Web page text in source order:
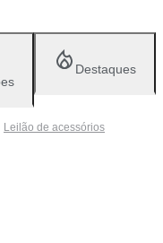
Destaques
Leilão de acessórios